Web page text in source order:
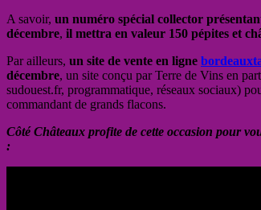
A savoir, un numéro spécial collector
décembre, il mettra en valeur 150 pépites et
Par ailleurs, un site de vente en ligne
décembre, un site conçu par Terre de Vins en
sudouest.fr, programmatique, réseaux sociaux)
commandant de grands flacons.
Côté Châteaux profite de cette occasion pour
: